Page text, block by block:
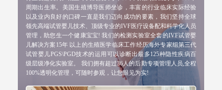
周期出生率。美国生殖博导医师坐诊，丰富的行业临床实际经验
以及业内良好的口碑一直是我们迈向成功的要素，我们坚持全球
领先高端试管婴儿技术、顶级专业的IVF医疗设备配和科学化人员
管理，助您生一个健康宝宝! 我们的检测实验室全套的IVF试管婴
儿解决方案15年 以上的生殖医学临床工作经历海外专家组第三代
试管婴儿PGS\PGD技术的运用可以诊断出最多125种隐性疾病百
级层级净化实验室。 我们拥有超过36人的后勤专项管理人员,全程
100%透明化管理，可随时参观，让您眼见为实!